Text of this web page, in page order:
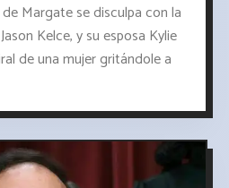
Margate se disculpa con la
Kelce, y su esposa Kylie
de una mujer gritándole a